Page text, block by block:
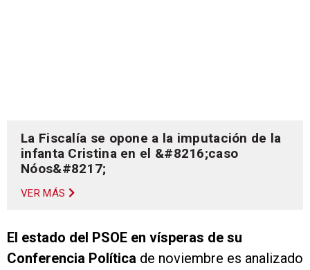
La Fiscalía se opone a la imputación de la
infanta Cristina en el &#8216;caso
Nóos&#8217;
VER MÁS
El estado del PSOE en vísperas de su
Conferencia Política de noviembre es analizado